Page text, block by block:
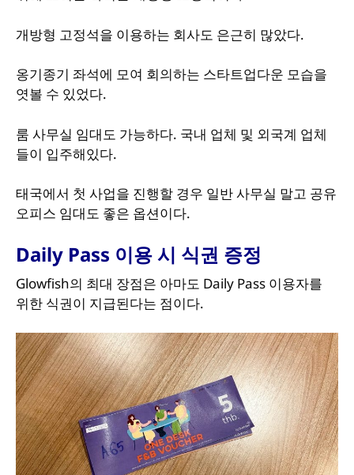
개방형 고정석을 이용하는 회사도 은근히 많았다.
옹기종기 좌석에 모여 회의하는 스타트업다운 모습을
엿볼 수 있었다.
룸 사무실 임대도 가능하다. 국내 업체 및 외국계 업체
들이 입주해있다.
태국에서 첫 사업을 진행할 경우 일반 사무실 말고 공유
오피스 임대도 좋은 옵션이다.
Daily Pass 이용 시 식권 증정
Glowfish의 최대 장점은 아마도 Daily Pass 이용자를
위한 식권이 지급된다는 점이다.